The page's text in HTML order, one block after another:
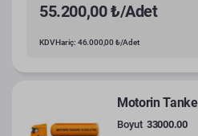
55.200,00 ₺/Adet
KDV Hariç: 46.000,00 ₺/Adet
Motorin
Boyut 33000.00